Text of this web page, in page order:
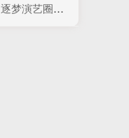
管理_郭德纲_事务